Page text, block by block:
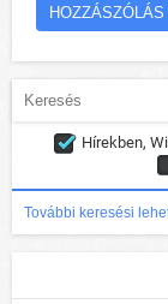
Hírekben,
További keresési